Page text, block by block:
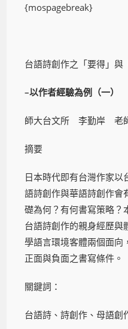
{mospagebreak}
台語詩創作之「要得」與
–以作者經驗為例（一）
師大台文所 李勤岸 老
摘要
日本時代即有台灣作家以
語詩創作與華語詩創作會
礎為何？有何書寫策略？
台語詩創作的親身經歷與
學語言環境客體兩個面向
正面與負面之書寫條件。
關鍵詞：
台語詩、詩創作、母語創